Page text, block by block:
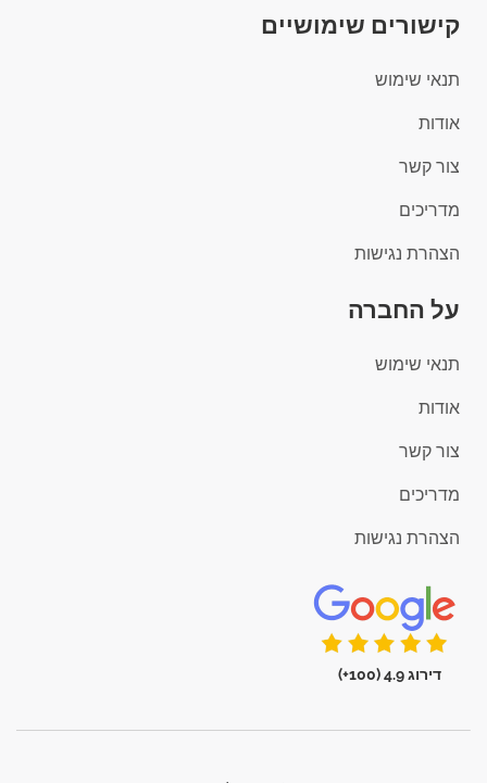
קישורים שימושיים
תנאי שימוש
אודות
צור קשר
מדריכים
הצהרת נגישות
על החברה
תנאי שימוש
אודות
צור קשר
מדריכים
הצהרת נגישות
דירוג 4.9 (100+)